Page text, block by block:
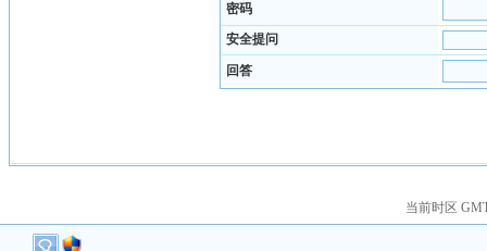
密码
安全提问
回答
当前时区